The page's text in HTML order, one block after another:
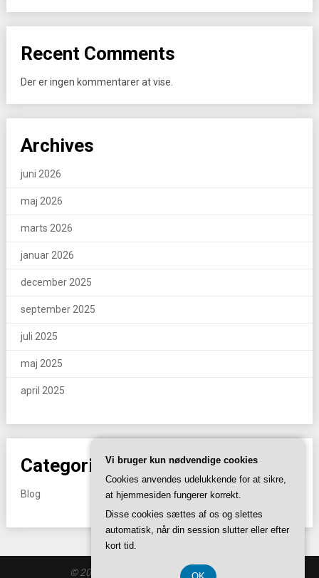
Recent Comments
Der er ingen kommentarer at vise.
Archives
juni 2026
maj 2026
marts 2026
januar 2026
december 2025
september 2025
juli 2025
maj 2025
april 2025
Categories
Blog
© 2026 I88.se | Theme bySuperbThemes
Vi bruger kun nødvendige cookies
Cookies anvendes udelukkende for at sikre,
at hjemmesiden fungerer korrekt.
Disse cookies sættes af os og slettes
automatisk, når din session slutter eller efter
kort tid.